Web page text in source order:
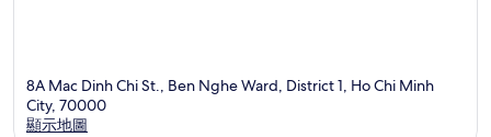
8A Mac Dinh Chi St., Ben Nghe Ward, District 1, Ho Chi Minh
City, 70000
顯示地圖